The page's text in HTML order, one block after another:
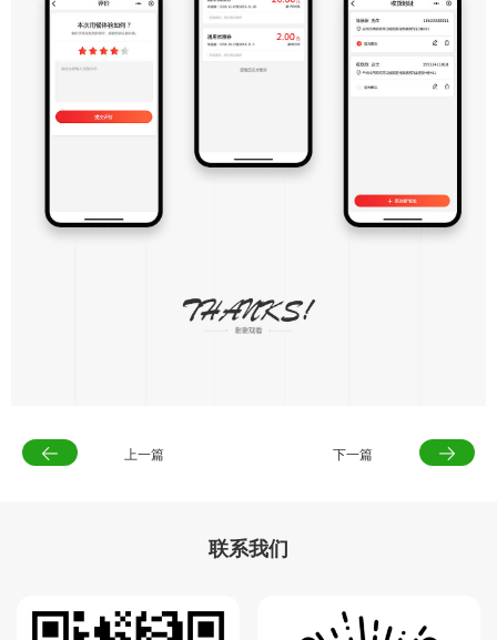
上一篇 下一篇
联系我们